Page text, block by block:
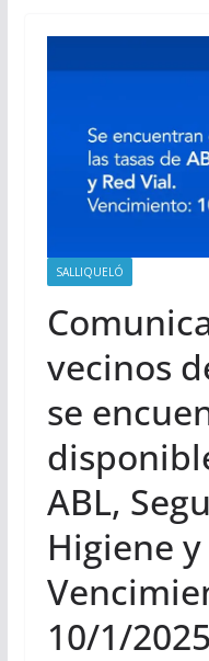
SALLIQUELÓ
vecinos
se
ABL,
Higiene
10/1/